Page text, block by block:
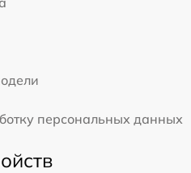
персональных данных